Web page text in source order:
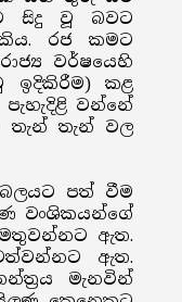
සිදු වූ බවට
රජ කමට
වර්ෂයෙහි
ඉදිකිරීම) කළ
වන්නේ
තැන් තැන් වල
පත් වීම
වංශිකයන්ගේ
ඇත.
ඇත.
මැනවින්